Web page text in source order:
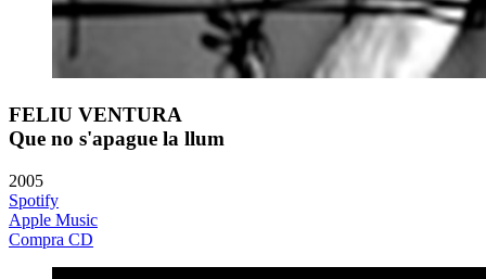
FELIU VENTURA
Que no s'apague la llum
2005
Spotify
Apple Music
Compra CD